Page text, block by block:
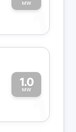
MW
1
1.0
MW
1